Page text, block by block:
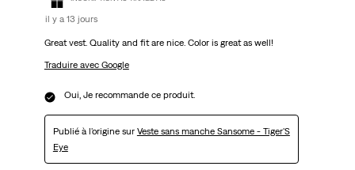
il y a 13 jours
Great vest. Quality and fit are nice. Color is great as well!
Traduire avec Google
Oui, Je recommande ce produit.
Publié à l'origine sur Veste sans manche Sansome - Tiger'S
Eye